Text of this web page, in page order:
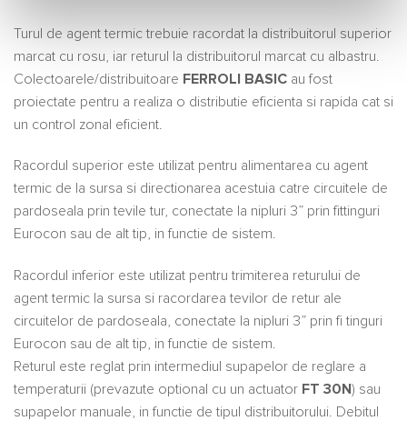
Turul de agent termic trebuie racordat la distribuitorul superior
marcat cu rosu, iar returul la distribuitorul marcat cu albastru.
Colectoarele/distribuitoare FERROLI BASIC au fost
proiectate pentru a realiza o distributie eficienta si rapida cat si
un control zonal eficient.
Racordul superior este utilizat pentru alimentarea cu agent
termic de la sursa si directionarea acestuia catre circuitele de
pardoseala prin tevile tur, conectate la nipluri 3” prin fittinguri
Eurocon sau de alt tip, in functie de sistem.
Racordul inferior este utilizat pentru trimiterea returului de
agent termic la sursa si racordarea tevilor de retur ale
circuitelor de pardoseala, conectate la nipluri 3” prin fi tinguri
Eurocon sau de alt tip, in functie de sistem.
Returul este reglat prin intermediul supapelor de reglare a
temperaturii (prevazute optional cu un actuator FT 30N) sau
supapelor manuale, in functie de tipul distribuitorului. Debitul